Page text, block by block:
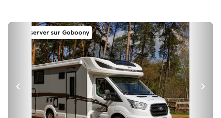
Réserver sur Goboony